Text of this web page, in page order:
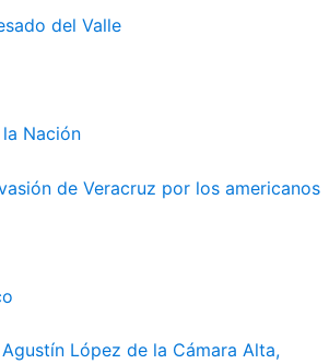
del Valle
Nación
de Veracruz por los americanos
López de la Cámara Alta,